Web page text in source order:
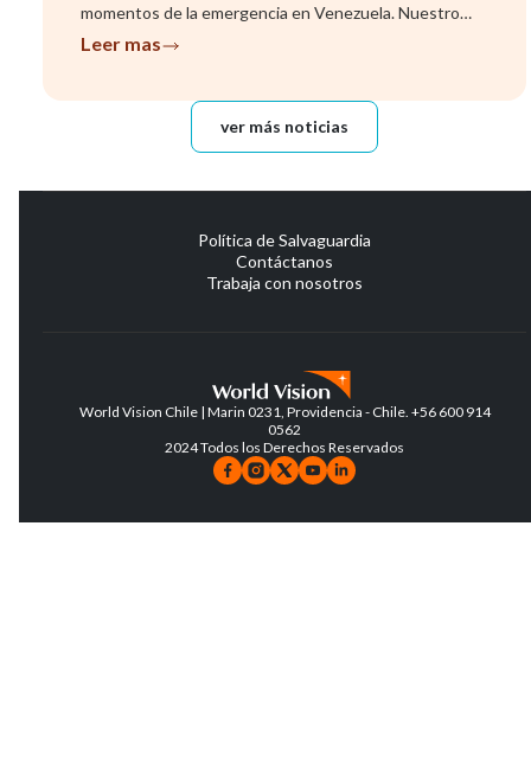
momentos de la emergencia en Venezuela. Nuestro
equipo ya se encuentra evalu...
Leer mas
ver más noticias
Política de Salvaguardia
Contáctanos
Trabaja con nosotros
World Vision Chile | Marin 0231, Providencia - Chile. +56 600 914
0562
2024 Todos los Derechos Reservados